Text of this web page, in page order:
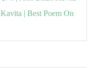
| Best Poem On